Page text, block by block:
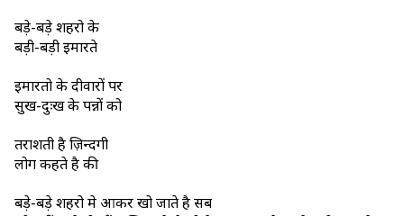
बड़े-बड़े शहरो के
बड़ी-बड़ी इमारते
इमारतो के दीवारों पर
सुख-दुःख के पन्नों को
तराशती है ज़िन्दगी
लोग कहते है की
बड़े-बड़े शहरो मे आकर खो जाते है सब